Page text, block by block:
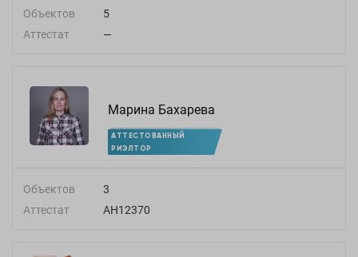
Объектов
5
Аттестат
—
Марина Бахарева
АТТЕСТОВАННЫЙ
РИЭЛТОР
Объектов
3
Аттестат
АН12370